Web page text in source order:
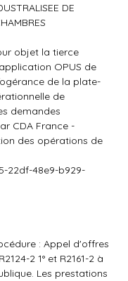
DE
objet la tierce
OPUS de
de la plate-
de
demandes
CDA France -
des opérations de
22df-48e9-b929-
: Appel d'offres
2 1° et R2161-2 à
Les prestations